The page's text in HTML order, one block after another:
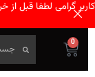
0
کاربر گرامی لطفا قبل